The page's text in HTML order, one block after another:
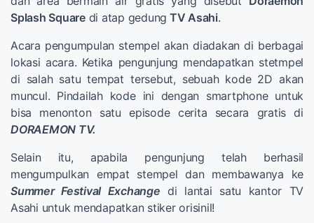
Splash Squaredi atap gedung TV Asahi.
Acara pengumpulan stempel akan diadakan di berbagai
lokasi acara. Ketika pengunjung mendapatkan stetmpel
di salah satu tempat tersebut, sebuah kode 2D akan
muncul. Pindailah kode ini dengan smartphone untuk
bisa menonton satu episode cerita secara gratis di
DORAEMON TV.
Selain itu, apabila pengunjung telah berhasil
mengumpulkan empat stempel dan membawanya ke
Summer Festival Exchange di lantai satu kantor TV
Asahi untuk mendapatkan stiker orisinil!